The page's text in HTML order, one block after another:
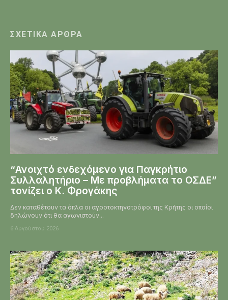
ΣΧΕΤΙΚΆ ΆΡΘΡΑ
“Ανοιχτό ενδεχόμενο για Παγκρήτιο
Συλλαλητήριο – Με προβλήματα το ΟΣΔΕ”
τονίζει ο Κ. Φρογάκης
Δεν καταθέτουν τα όπλα οι αγροτοκτηνοτρόφοι της Κρήτης οι οποίοι
δηλώνουν ότι θα αγωνιστούν...
6 Αυγούστου 2026